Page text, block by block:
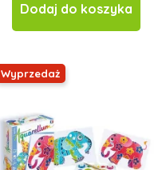
Dodaj do koszyka
Wyprzedaż